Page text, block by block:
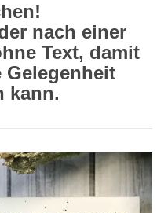
nach einer
Text, damit
kann.